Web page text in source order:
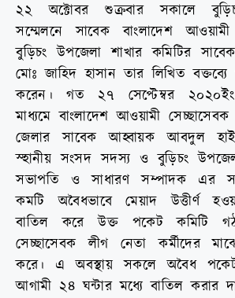
২২ অক্টোবর শুক্রবার সকালে
সম্মেলনে সাবেক বাংলাদেশ
বুড়িচং উপজেলা শাখার কমিটির
মোঃ জাহিদ হাসান তার লিখিত
করেন। গত ২৭ সেপ্টেম্বর ২০২০ইং
মাধ্যমে বাংলাদেশ আওয়ামী সেচ্ছাসেবক
জেলার সাবেক আহ্বায়ক আবদুল
স্হানীয় সংসদ সদস্য ও বুড়িচং
সভাপতি ও সাধারণ সম্পাদক এর
কমটি অবৈধভাবে মেয়াদ উত্তীর্ণ
বাতিল করে উক্ত পকেট কমিটি
সেচ্ছাসেবক লীগ নেতা কর্মীদের
করে। এ অবস্থায় সকলে অবৈধ
আগামী ২৪ ঘন্টার মধ্যে বাতিল করার